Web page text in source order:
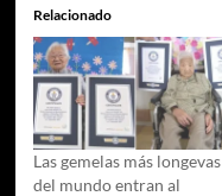
Relacionado
Las gemelas más longevas
del mundo entran al